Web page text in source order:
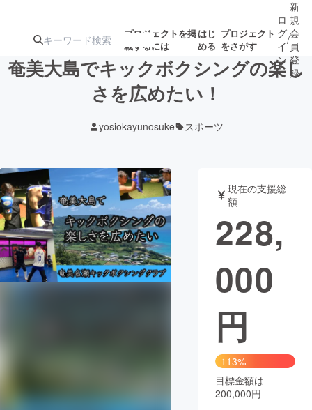
プロジェクトを掲
載するには
はじ
める
プロジェクト
をさがす
ジェクト
ロジェクト
アート・写真 音楽
テクノロジー・ガジェット ゲーム・サ
映像・映画
CAMPFIRE Creation
CAMPFIREふるさと納税
コミュニティ
ロ
グ
イ
ン
/
新
規
会
員
登
録
奄美大島でキックボクシングの楽し
さを広めたい！
yosiokayunosuke スポーツ
現在の支援総
額
228,
000
円
113%
目標金額は
200,000円